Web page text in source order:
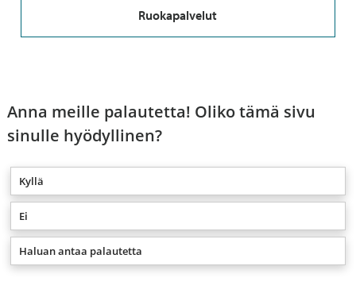
Ruokapalvelut
Anna meille palautetta! Oliko tämä sivu
sinulle hyödyllinen?
Kyllä
Ei
Haluan antaa palautetta